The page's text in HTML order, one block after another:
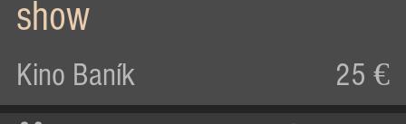
show
Kino Baník 25 €